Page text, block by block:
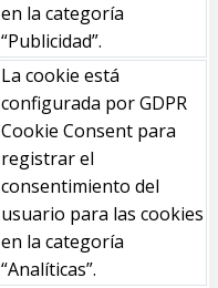
en la categoría
“Publicidad”.
La cookie está
configurada por GDPR
Cookie Consent para
registrar el
consentimiento del
usuario para las cookies
en la categoría
“Analíticas”.